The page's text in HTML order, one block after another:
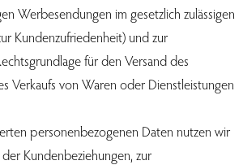
Werbesendungen im gesetzlich zulässigen
Kundenzufriedenheit) und zur
für den Versand des
Verkaufs von Waren oder Dienstleistungen
personenbezogenen Daten nutzen wir
Kundenbeziehungen, zur